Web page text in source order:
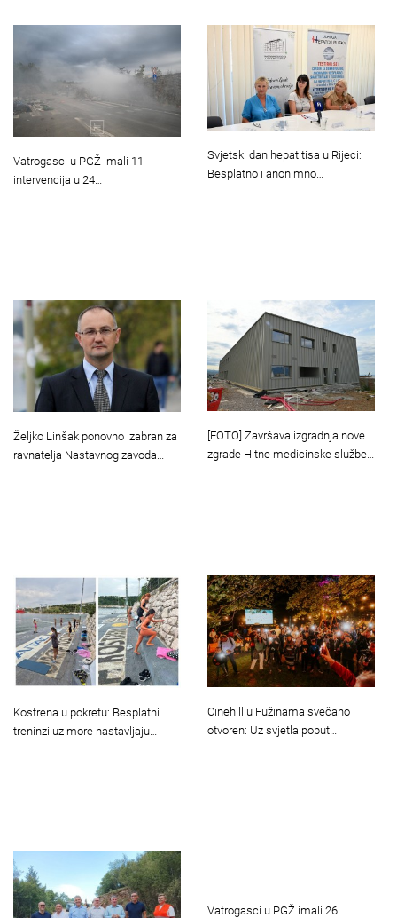
Vatrogasci u PGŽ imali 11
intervencija u 24…
Svjetski dan hepatitisa u Rijeci:
Besplatno i anonimno…
Željko Linšak ponovno izabran za
ravnatelja Nastavnog zavoda…
[FOTO] Završava izgradnja nove
zgrade Hitne medicinske službe…
Kostrena u pokretu: Besplatni
treninzi uz more nastavljaju…
Cinehill u Fužinama svečano
otvoren: Uz svjetla poput…
Vatrogasci u PGŽ imali 26